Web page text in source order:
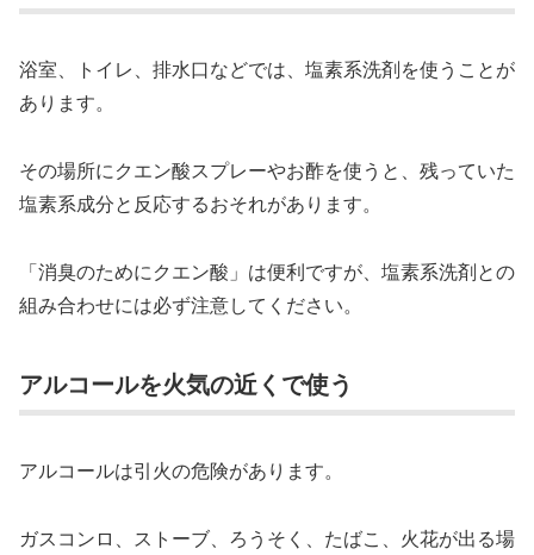
浴室、トイレ、排水口などでは、塩素系洗剤を使うことが
あります。
その場所にクエン酸スプレーやお酢を使うと、残っていた
塩素系成分と反応するおそれがあります。
「消臭のためにクエン酸」は便利ですが、塩素系洗剤との
組み合わせには必ず注意してください。
アルコールを火気の近くで使う
アルコールは引火の危険があります。
ガスコンロ、ストーブ、ろうそく、たばこ、火花が出る場